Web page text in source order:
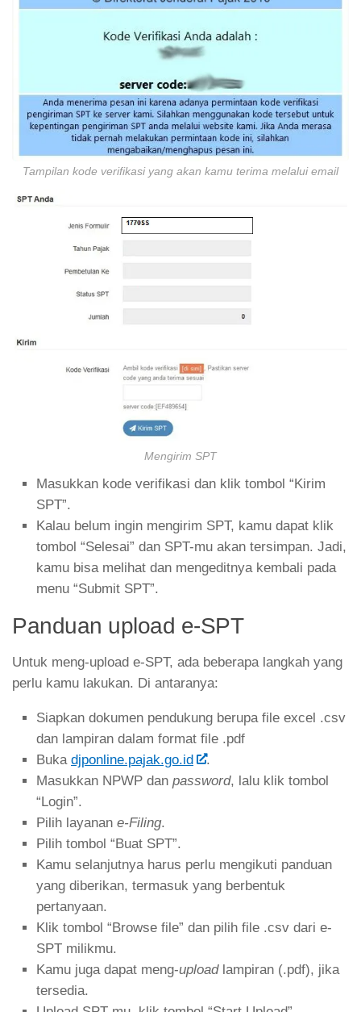
Tampilan kode verifikasi yang akan kamu terima melalui email
Mengirim SPT
Masukkan kode verifikasi dan klik tombol “Kirim
SPT”.
Kalau belum ingin mengirim SPT, kamu dapat klik
tombol “Selesai” dan SPT-mu akan tersimpan. Jadi,
kamu bisa melihat dan mengeditnya kembali pada
menu “Submit SPT”.
Panduan upload e-SPT
Untuk meng-upload e-SPT, ada beberapa langkah yang
perlu kamu lakukan. Di antaranya:
Siapkan dokumen pendukung berupa file excel .csv
dan lampiran dalam format file .pdf
Buka djponline.pajak.go.id
.
Masukkan NPWP dan password, lalu klik tombol
“Login”.
Pilih layanan e-Filing.
Pilih tombol “Buat SPT”.
Kamu selanjutnya harus perlu mengikuti panduan
yang diberikan, termasuk yang berbentuk
pertanyaan.
Klik tombol “Browse file” dan pilih file .csv dari e-
SPT milikmu.
Kamu juga dapat meng-uploadlampiran (.pdf), jika
tersedia.